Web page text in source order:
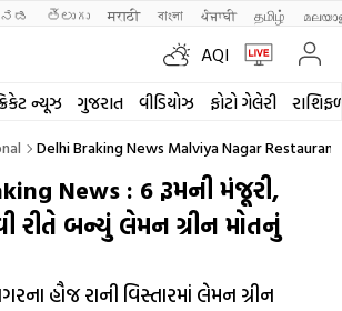
తెలుగు मराठी বাংলা ਪੰਜਾਬੀ தமிழ்
AQI
ન્યૂઝ ગુજરાત વીડિયોઝ ફોટો ગેલેરી
Delhi Braking News Malviya Nagar
News : 6 રૂમની મંજૂરી,
રીતે બન્યું લેમન ગ્રીન મોતનું
હૌજ રાની વિસ્તારમાં લેમન ગ્રીન